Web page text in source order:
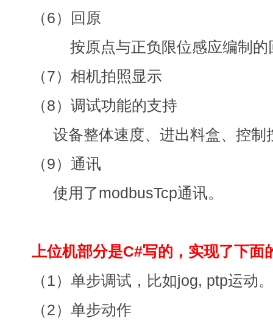
（6）回原
按原点与正负限位感应编制的
（7）相机拍照显示
（8）调试功能的支持
设备整体速度、进出料盒、控制
（9）通讯
使用了modbusTcp通讯。
上位机部分是C#写的，实现了下面
（1）单步调试，比如jog, ptp运动
（2）单步动作